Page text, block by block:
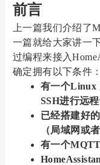
前言
上一篇我们介绍了
一篇就给大家讲一
过编程来接入
确定拥有以下条件：
有一个Linux
SSH进行远
已经搭建好
（局域网或
有一个